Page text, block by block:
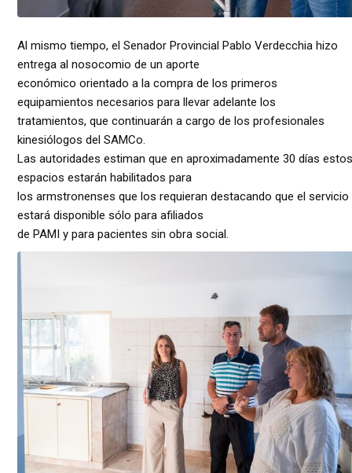
Al mismo tiempo, el Senador Provincial Pablo Verdecchia hizo
entrega al nosocomio de un aporte
económico orientado a la compra de los primeros
equipamientos necesarios para llevar adelante los
tratamientos, que continuarán a cargo de los profesionales
kinesiólogos del SAMCo.
Las autoridades estiman que en aproximadamente 30 días estos
espacios estarán habilitados para
los armstronenses que los requieran destacando que el servicio
estará disponible sólo para afiliados
de PAMI y para pacientes sin obra social.